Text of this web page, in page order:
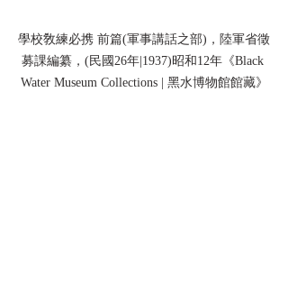
學校敎練必携 前篇(軍事講話之部)，陸軍省徵
募課編纂，(民國26年|1937)昭和12年《Black
Water Museum Collections | 黑水博物館館藏》